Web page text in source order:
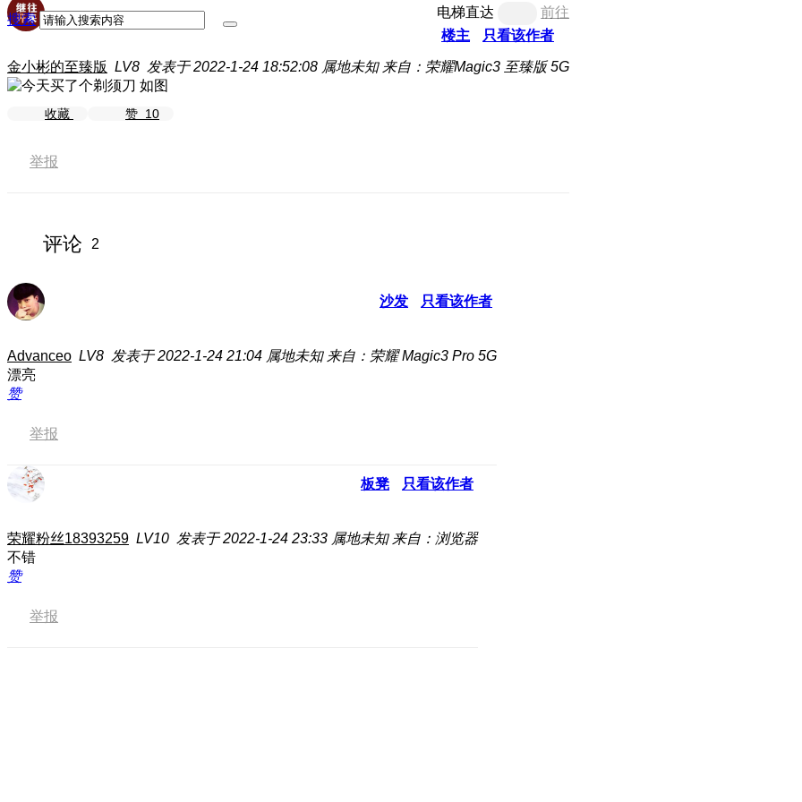
搜索 电梯直达
前往
楼主
只看该作者
金小彬的至臻版 LV8 发表于 2022-1-24 18:52:08 属地未知 来自：荣耀Magic3 至臻版 5G
如图
收藏 赞 10
举报
评论 2
沙发 只看该作者
Advanceo LV8 发表于 2022-1-24 21:04 属地未知 来自：荣耀 Magic3 Pro 5G
漂亮
赞
举报
板凳 只看该作者
荣耀粉丝18393259 LV10 发表于 2022-1-24 23:33 属地未知 来自：浏览器
不错
赞
举报